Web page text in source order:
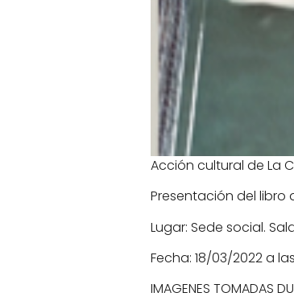
Acción cultural de La
Presentación del libro
Lugar: Sede social.
Fecha: 18/03/2022 a
IMAGENES TOMADAS